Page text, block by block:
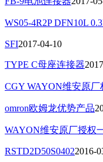
WS05-4R2P DFN10L
SFI2017-04-10
TYPE C母座连接器
CGY WAYON维安原厂
omron欧姆龙优势产品
WAYON维安原厂授权
RSTD2D50S04022016-